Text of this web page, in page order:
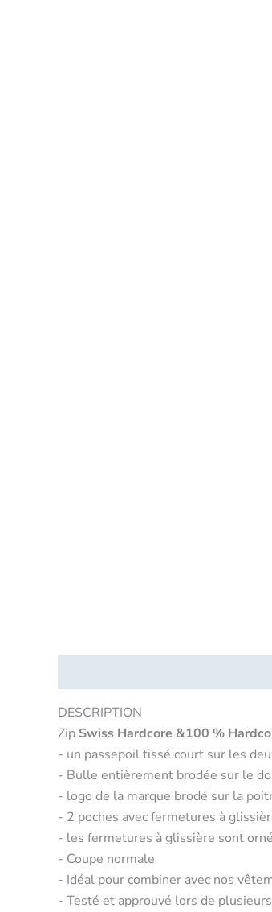
DESCRIPTION
Zip Swiss Hardcore &100 %
- un passepoil tissé court sur les
- Bulle entièrement brodée sur le
- logo de la marque brodé sur la
- 2 poches avec fermetures à
- les fermetures à glissière sont
- Coupe normale
- Idéal pour combiner avec nos
- Testé et approuvé lors de